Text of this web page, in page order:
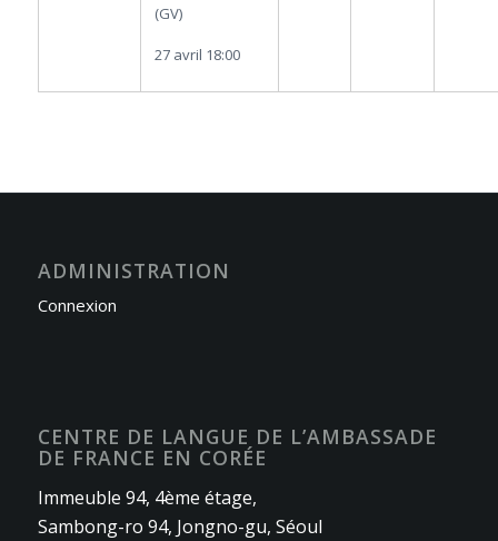
(GV)
27 avril 18:00
ADMINISTRATION
Connexion
CENTRE DE LANGUE DE L’AMBASSADE
DE FRANCE EN CORÉE
Immeuble 94, 4ème étage,
Sambong-ro 94, Jongno-gu, Séoul